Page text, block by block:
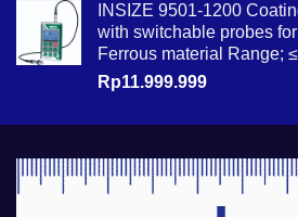
INSIZE 9501-1200
with switchable probes
Ferrous material Range;
Rp11.999.999